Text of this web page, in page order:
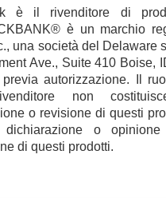
è il rivenditore di
è un marchio
una società del Delaware
Ave., Suite 410 Boise,
previa autorizzazione. Il
non
o revisione di questi
dichiarazione o
di questi prodotti.